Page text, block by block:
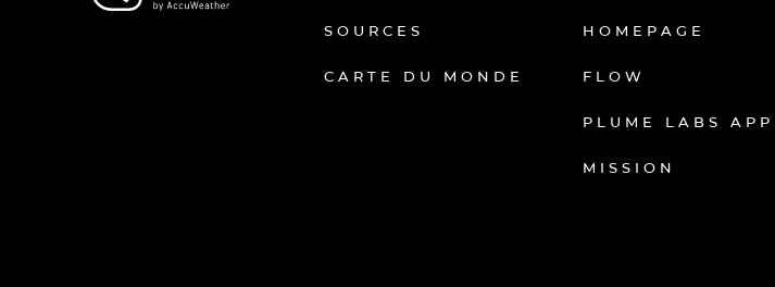
SOURCES
CARTE DU MONDE
HOMEPAGE
FLOW
PLUME LABS APP
MISSION